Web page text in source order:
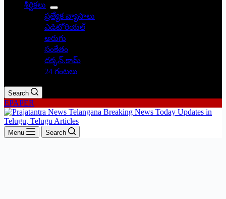
శీర్షికలు
ప్రత్యేక వ్యాసాలు
ఎడిటోరియల్
అరుగు
సంకేతం
దక్కన్.కామ్
24 గంటలు
Search
EPAPER
Menu Search